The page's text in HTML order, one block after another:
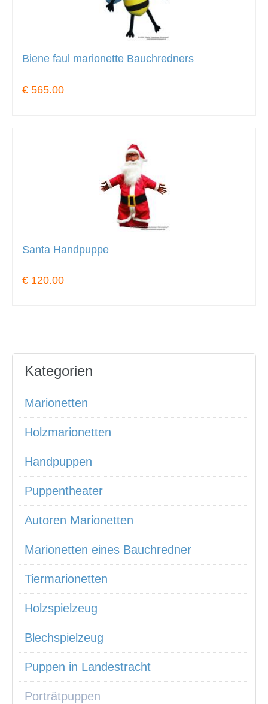
Biene faul marionette Bauchredners
€ 565.00
Santa Handpuppe
€ 120.00
Kategorien
Marionetten
Holzmarionetten
Handpuppen
Puppentheater
Autoren Marionetten
Marionetten eines Bauchredner
Tiermarionetten
Holzspielzeug
Blechspielzeug
Puppen in Landestracht
Porträtpuppen